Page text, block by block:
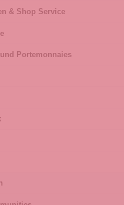
& Shop Service
Portemonnaies